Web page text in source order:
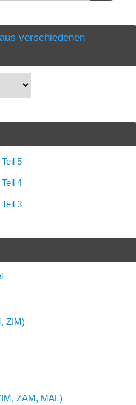
verschiedenen
5
4
3
ZIM)
ZAM, MAL)